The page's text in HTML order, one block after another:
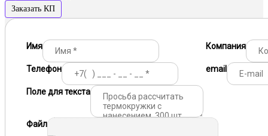
Заказать КП
Имя Компания
Телефон email
Поле для текста
Файл